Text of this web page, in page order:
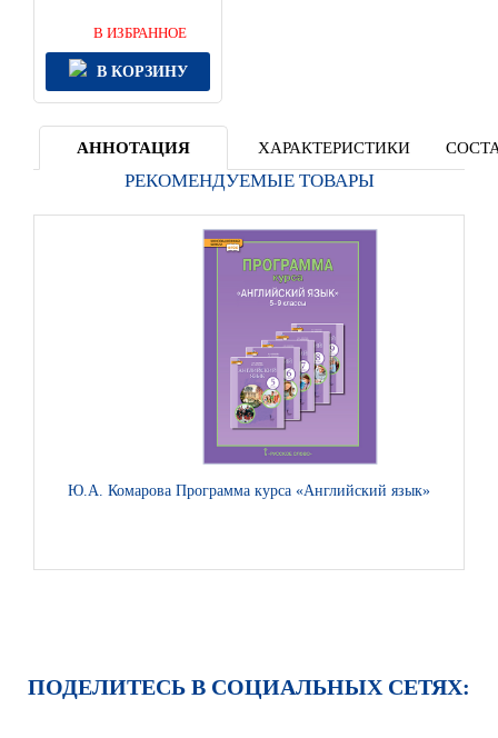
В ИЗБРАННОЕ
В КОРЗИНУ
АННОТАЦИЯ ХАРАКТЕРИСТИКИ
РЕКОМЕНДУЕМЫЕ ТОВАРЫ
Ю.А. Комарова Программа курса «Английский язык». 5–9
ПОДЕЛИТЕСЬ В СОЦИАЛЬНЫХ СЕТЯХ: